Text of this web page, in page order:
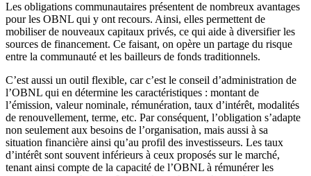
Les obligations communautaires présentent de nombreux avantages
pour les OBNL qui y ont recours. Ainsi, elles permettent de
mobiliser de nouveaux capitaux privés, ce qui aide à diversifier les
sources de financement. Ce faisant, on opère un partage du risque
entre la communauté et les bailleurs de fonds traditionnels.
C’est aussi un outil flexible, car c’est le conseil d’administration de
l’OBNL qui en détermine les caractéristiques : montant de
l’émission, valeur nominale, rémunération, taux d’intérêt, modalités
de renouvellement, terme, etc. Par conséquent, l’obligation s’adapte
non seulement aux besoins de l’organisation, mais aussi à sa
situation financière ainsi qu’au profil des investisseurs. Les taux
d’intérêt sont souvent inférieurs à ceux proposés sur le marché,
tenant ainsi compte de la capacité de l’OBNL à rémunérer les